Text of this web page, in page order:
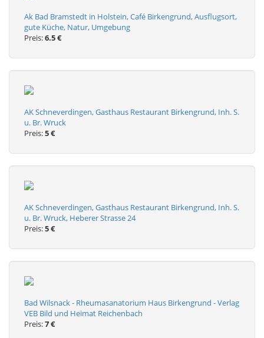
Ak Bad Bramstedt in Holstein, Café Birkengrund, Ausflugsort,
gute Küche, Natur, Umgebung
Preis:6.5 €
AK Schneverdingen, Gasthaus Restaurant Birkengrund, Inh. S.
u. Br. Wruck
Preis:5 €
AK Schneverdingen, Gasthaus Restaurant Birkengrund, Inh. S.
u. Br. Wruck, Heberer Strasse 24
Preis:5 €
Bad Wilsnack - Rheumasanatorium Haus Birkengrund - Verlag
VEB Bild und Heimat Reichenbach
Preis:7 €